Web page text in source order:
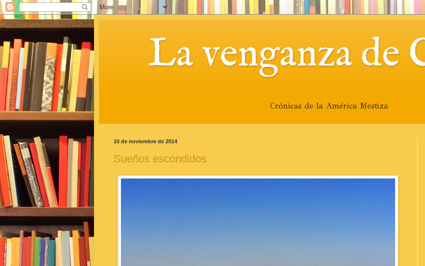
La venganza de
Crónicas de la América Mestiza
10 de noviembre de 2014
Sueños escondidos